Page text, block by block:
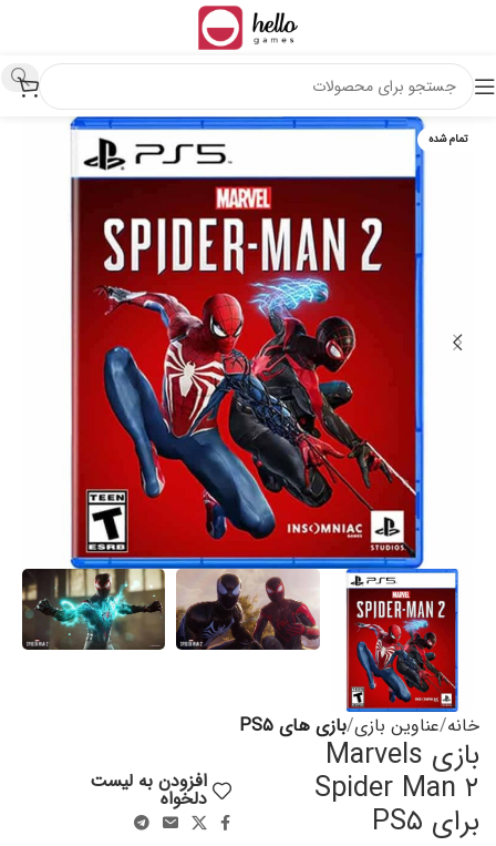
تمام شده
خانه عناوین بازی بازی های PS۵
بازی Marvels
Spider Man ۲
برای PS۵
افزودن به لیست
دلخواه